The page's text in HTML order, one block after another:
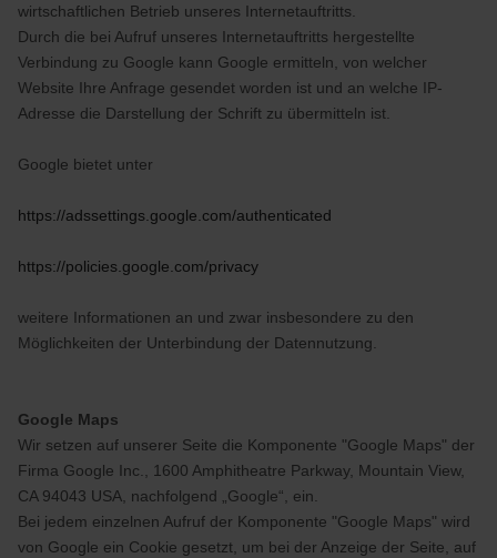
wirtschaftlichen Betrieb unseres Internetauftritts.
Durch die bei Aufruf unseres Internetauftritts hergestellte
Verbindung zu Google kann Google ermitteln, von welcher
Website Ihre Anfrage gesendet worden ist und an welche IP-
Adresse die Darstellung der Schrift zu übermitteln ist.
Google bietet unter
https://adssettings.google.com/authenticated
https://policies.google.com/privacy
weitere Informationen an und zwar insbesondere zu den
Möglichkeiten der Unterbindung der Datennutzung.
Google Maps
Wir setzen auf unserer Seite die Komponente "Google Maps" der
Firma Google Inc., 1600 Amphitheatre Parkway, Mountain View,
CA 94043 USA, nachfolgend „Google“, ein.
Bei jedem einzelnen Aufruf der Komponente "Google Maps" wird
von Google ein Cookie gesetzt, um bei der Anzeige der Seite, auf